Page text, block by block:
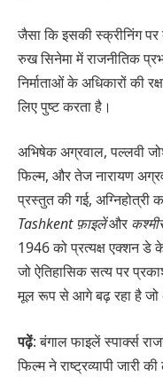
जैसा कि इसकी स्क्रीनिंग
रुख सिनेमा में राजनीतिक
निर्माताओं के अधिकारों की
लिए पुष्ट करता है।
अभिषेक अग्रवाल, पल्लवी
फिल्म, और तेज नारायण
प्रस्तुत की गई, अग्निहोत्री
Tashkent फ़ाइलेंऔर
1946 को प्रत्यक्ष एक्शन
जो ऐतिहासिक सत्य पर
मूल रूप से आगे बढ़ रहा है जो
पढ़ें: बंगाल फाइलें स्पार्क्स
फिल्म ने राष्ट्रव्यापी जारी